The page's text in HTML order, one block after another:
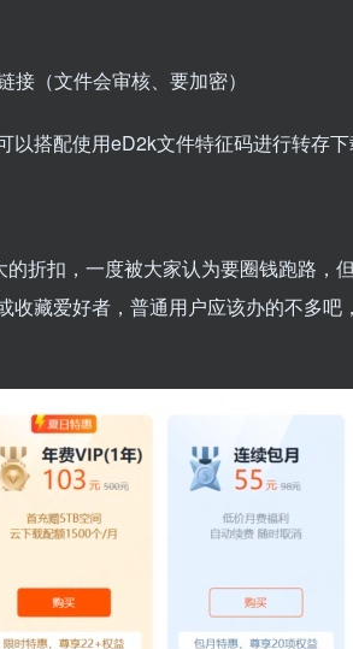
（文件会审核、要加密）
搭配使用eD2k文件特征码进行转存下
折扣，一度被大家认为要圈钱跑路，
藏爱好者，普通用户应该办的不多